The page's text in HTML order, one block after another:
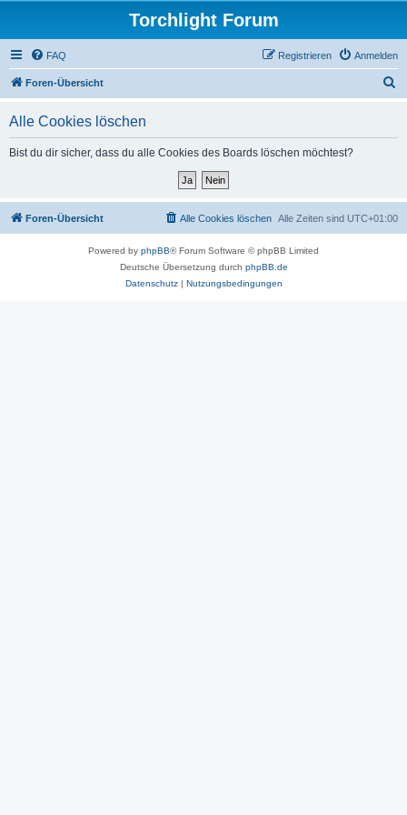
Torchlight Forum
FAQ Anmelden
Registrieren
Foren-Übersicht
Alle Cookies löschen
Bist du dir sicher, dass du alle Cookies des Boards löschen möchtest?
Foren-Übersicht Alle Zeiten sind UTC+01:00
Alle Cookies löschen
Powered by phpBB® Forum Software © phpBB Limited
Deutsche Übersetzung durch phpBB.de
Datenschutz| Nutzungsbedingungen